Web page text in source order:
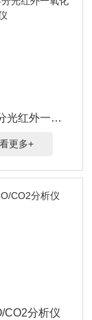
便携式不分光红外一氧化碳/CO分析仪
更多+
CO2分析仪